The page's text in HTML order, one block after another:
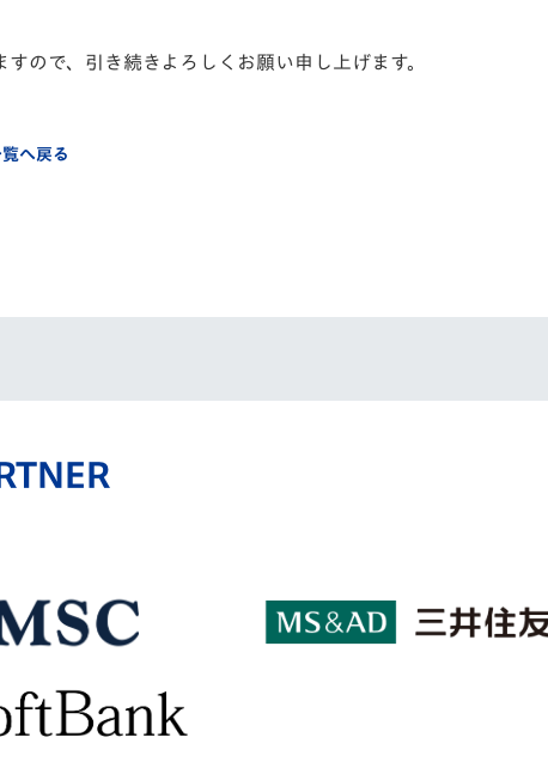
ので、引き続きよろしくお願い申し上げます。
覧へ戻る